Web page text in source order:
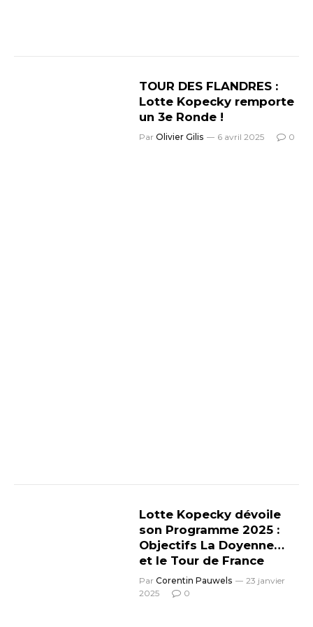
TOUR DES FLANDRES :
Lotte Kopecky remporte
un 3e Ronde !
Par Olivier Gilis 6 avril 2025 0
Lotte Kopecky dévoile
son Programme 2025 :
Objectifs La Doyenne…
et le Tour de France
Par Corentin Pauwels
23 janvier
2025
0